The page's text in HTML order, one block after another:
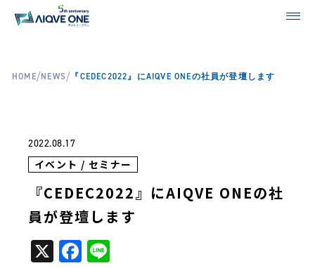
HOME/NEWS/ 『CEDEC2022』にAIQVE ONEの社員が登壇します
2022.08.17
イベント / セミナー
『CEDEC2022』にAIQVE ONEの社
員が登壇します
X Facebook